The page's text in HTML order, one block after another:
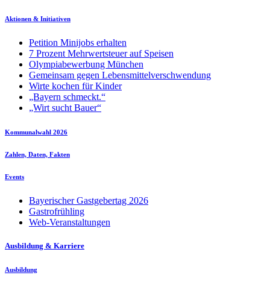
Aktionen & Initiativen
Petition Minijobs erhalten
7 Prozent Mehrwertsteuer auf Speisen
Olympiabewerbung München
Gemeinsam gegen Lebensmittelverschwendung
Wirte kochen für Kinder
„Bayern schmeckt.“
„Wirt sucht Bauer“
Kommunalwahl 2026
Zahlen, Daten, Fakten
Events
Bayerischer Gastgebertag 2026
Gastrofrühling
Web-Veranstaltungen
Ausbildung & Karriere
Ausbildung